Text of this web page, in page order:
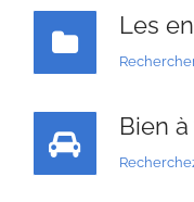
Les
Bien